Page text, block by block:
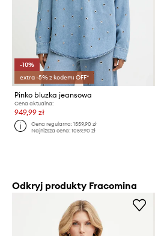
-10%
extra -5% z kodem: OFF*
Pinko bluzka jeansowa
Cena aktualna:
949,99 zł
Cena regularna:1559,90 zł
Najniższa cena:1059,90 zł
Odkryj produkty Fracomina